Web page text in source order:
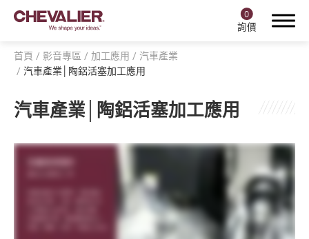
0
詢價
首頁 影音專區 加工應用
汽車產業
汽車產業│陶鋁活塞加工應用
汽車產業│陶鋁活塞加工應用
登入 註冊
產品中心
產業應用